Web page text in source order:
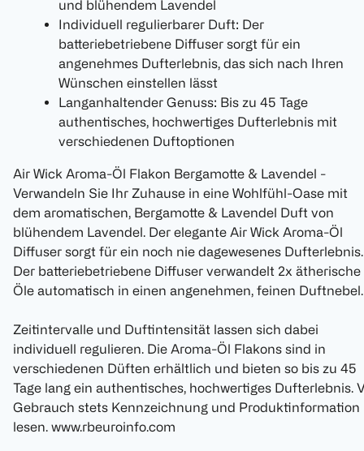
und blühendem Lavendel
Individuell regulierbarer Duft: Der
batteriebetriebene Diffuser sorgt für ein
angenehmes Dufterlebnis, das sich nach Ihren
Wünschen einstellen lässt
Langanhaltender Genuss: Bis zu 45 Tage
authentisches, hochwertiges Dufterlebnis mit
verschiedenen Duftoptionen
Air Wick Aroma-Öl Flakon Bergamotte & Lavendel -
Verwandeln Sie Ihr Zuhause in eine Wohlfühl-Oase mit
dem aromatischen, Bergamotte & Lavendel Duft von
blühendem Lavendel. Der elegante Air Wick Aroma-Öl
Diffuser sorgt für ein noch nie dagewesenes Dufterlebnis.
Der batteriebetriebene Diffuser verwandelt 2x ätherische
Öle automatisch in einen angenehmen, feinen Duftnebel.
Zeitintervalle und Duftintensität lassen sich dabei
individuell regulieren. Die Aroma-Öl Flakons sind in
verschiedenen Düften erhältlich und bieten so bis zu 45
Tage lang ein authentisches, hochwertiges Dufterlebnis.
Gebrauch stets Kennzeichnung und Produktinformation
lesen. www.rbeuroinfo.com